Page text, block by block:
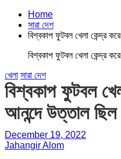
Home
সারা দেশ
বিশ্বকাপ ফুটবল খেলা কেন্দ্র
বিশ্বকাপ ফুটবল খেলা কেন্দ্র
খেলা সারা দেশ
বিশ্বকাপ ফুটবল
আনন্দে উত্তাল ছিল
December 19, 2022
Jahangir Alom